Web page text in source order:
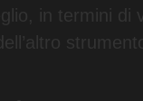
in termini di